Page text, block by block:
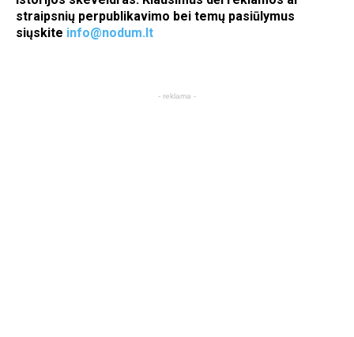
straipsnių perpublikavimo bei temų pasiūlymus
siųskite info@nodum.lt
- reklama -